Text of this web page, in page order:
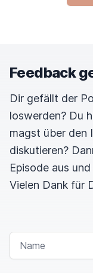
Feedback
Dir gefällt der
loswerden? Du
magst über den
diskutieren?
Episode aus
Vielen Dank für
NAME